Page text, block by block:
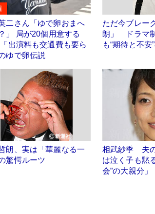
二さん「ゆで卵おまへ
」 局が20個用意する
出演料も交通費も要ら
ゆで卵伝説
ただ今ブレー
朗」 ドラマ
も“期待と不安
朗、実は「華麗なる一
驚愕ルーツ
相武紗季 夫
は泣く子も黙
会”の大親分」